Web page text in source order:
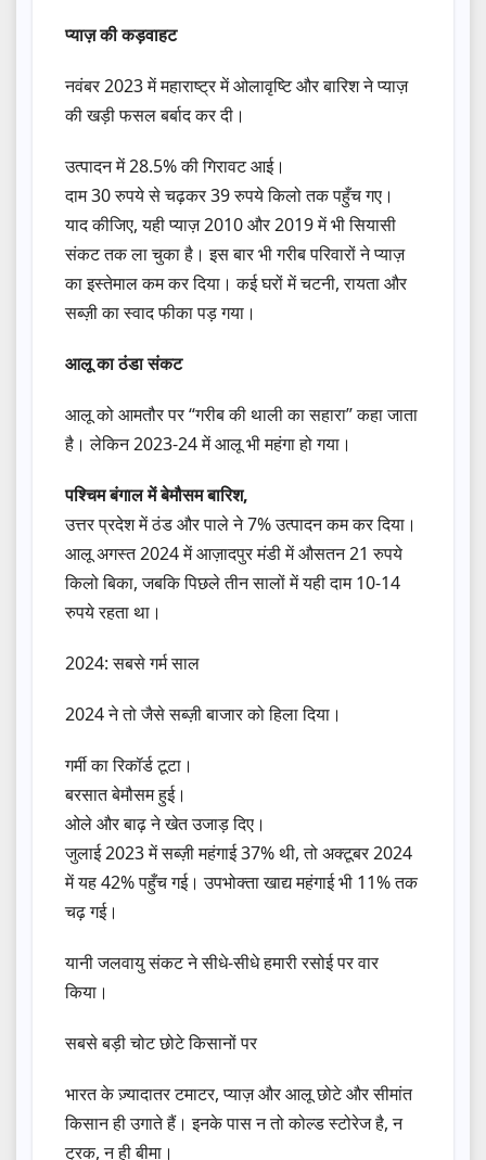
प्याज़ की कड़वाहट
नवंबर 2023 में महाराष्ट्र में ओलावृष्टि और बारिश ने प्याज़
की खड़ी फसल बर्बाद कर दी।
उत्पादन में 28.5% की गिरावट आई।
दाम 30 रुपये से चढ़कर 39 रुपये किलो तक पहुँच गए।
याद कीजिए, यही प्याज़ 2010 और 2019 में भी सियासी
संकट तक ला चुका है। इस बार भी गरीब परिवारों ने प्याज़
का इस्तेमाल कम कर दिया। कई घरों में चटनी, रायता और
सब्ज़ी का स्वाद फीका पड़ गया।
आलू का ठंडा संकट
आलू को आमतौर पर “गरीब की थाली का सहारा” कहा जाता
है। लेकिन 2023-24 में आलू भी महंगा हो गया।
पश्चिम बंगाल में बेमौसम बारिश,
उत्तर प्रदेश में ठंड और पाले ने 7% उत्पादन कम कर दिया।
आलू अगस्त 2024 में आज़ादपुर मंडी में औसतन 21 रुपये
किलो बिका, जबकि पिछले तीन सालों में यही दाम 10-14
रुपये रहता था।
2024: सबसे गर्म साल
2024 ने तो जैसे सब्ज़ी बाजार को हिला दिया।
गर्मी का रिकॉर्ड टूटा।
बरसात बेमौसम हुई।
ओले और बाढ़ ने खेत उजाड़ दिए।
जुलाई 2023 में सब्ज़ी महंगाई 37% थी, तो अक्टूबर 2024
में यह 42% पहुँच गई। उपभोक्ता खाद्य महंगाई भी 11% तक
चढ़ गई।
यानी जलवायु संकट ने सीधे-सीधे हमारी रसोई पर वार
किया।
सबसे बड़ी चोट छोटे किसानों पर
भारत के ज़्यादातर टमाटर, प्याज़ और आलू छोटे और सीमांत
किसान ही उगाते हैं। इनके पास न तो कोल्ड स्टोरेज है, न
ट्रक, न ही बीमा।